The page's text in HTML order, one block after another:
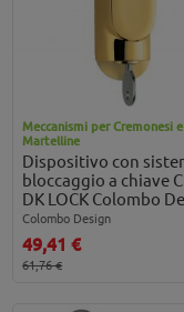
Meccanismi per Cremonesi e
Martelline
Dispositivo con
bloccaggio a chiave
DK LOCK Colombo
Colombo Design
49,41 €
61,76 €